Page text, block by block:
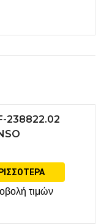
238822.02
τιμών